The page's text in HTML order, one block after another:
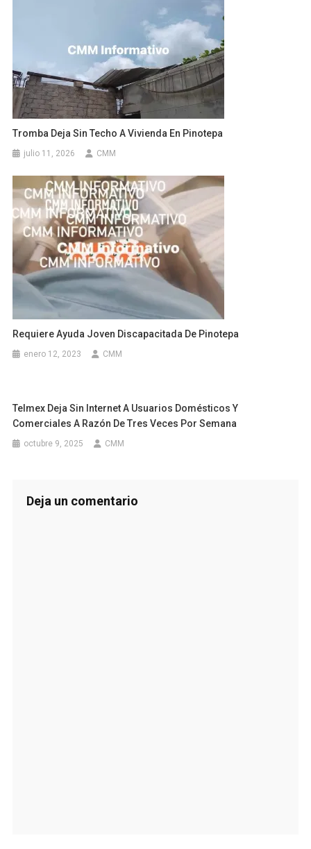
Tromba Deja Sin Techo A Vivienda En Pinotepa
julio 11, 2026 CMM
Requiere Ayuda Joven Discapacitada De Pinotepa
enero 12, 2023 CMM
Telmex Deja Sin Internet A Usuarios Domésticos Y
Comerciales A Razón De Tres Veces Por Semana
octubre 9, 2025 CMM
Deja un comentario